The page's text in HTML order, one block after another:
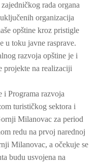
rada organa
organizacija
opštine kroz pristigle
u toku javne rasprave.
razvoja opštine je i
na realizaciji
i Programa razvoja
turističkog sektora i
Milanovac za period
redu na prvoj narednoj
Milanovac, a očekuje se
budu usvojena na